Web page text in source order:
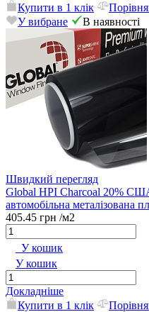
Купити в 1 клік
У вибране
В наявності
Швидкий перегляд
Global HPI Charcoal 20%
автомобільна металізована
405.45 грн /м2
У кошик
У кошик
Докладніше
Купити в 1 клік